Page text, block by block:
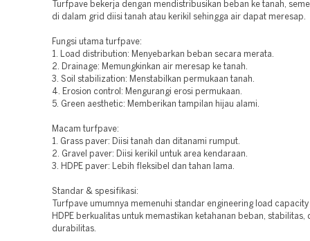
Turfpave bekerja dengan mendistribusikan beban ke tanah,
di dalam grid diisi tanah atau kerikil sehingga air dapat meresap.
Fungsi utama turfpave:
1. Load distribution: Menyebarkan beban secara merata.
2. Drainage: Memungkinkan air meresap ke tanah.
3. Soil stabilization: Menstabilkan permukaan tanah.
4. Erosion control: Mengurangi erosi permukaan.
5. Green aesthetic: Memberikan tampilan hijau alami.
Macam turfpave:
1. Grass paver: Diisi tanah dan ditanami rumput.
2. Gravel paver: Diisi kerikil untuk area kendaraan.
3. HDPE paver: Lebih fleksibel dan tahan lama.
Standar & spesifikasi:
Turfpave umumnya memenuhi standar engineering load
HDPE berkualitas untuk memastikan ketahanan beban, stabilitas,
durabilitas.